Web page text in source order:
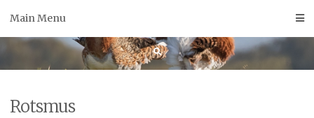
Main Menu
Rotsmus